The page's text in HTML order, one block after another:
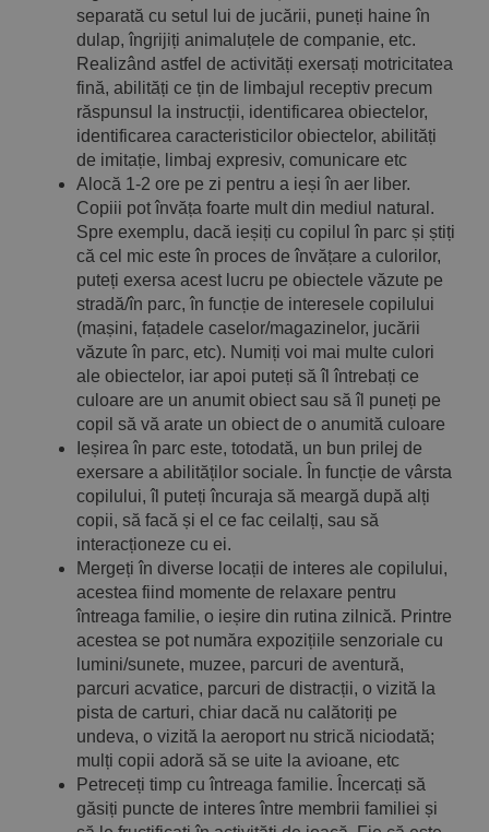
separată cu setul lui de jucării, puneți haine în
dulap, îngrijiți animaluțele de companie, etc.
Realizând astfel de activități exersați motricitatea
fină, abilități ce țin de limbajul receptiv precum
răspunsul la instrucții, identificarea obiectelor,
identificarea caracteristicilor obiectelor, abilități
de imitație, limbaj expresiv, comunicare etc
Alocă 1-2 ore pe zi pentru a ieși în aer liber.
Copiii pot învăța foarte mult din mediul natural.
Spre exemplu, dacă ieșiți cu copilul în parc și știți
că cel mic este în proces de învățare a culorilor,
puteți exersa acest lucru pe obiectele văzute pe
stradă/în parc, în funcție de interesele copilului
(mașini, fațadele caselor/magazinelor, jucării
văzute în parc, etc). Numiți voi mai multe culori
ale obiectelor, iar apoi puteți să îl întrebați ce
culoare are un anumit obiect sau să îl puneți pe
copil să vă arate un obiect de o anumită culoare
Ieșirea în parc este, totodată, un bun prilej de
exersare a abilităților sociale. În funcție de vârsta
copilului, îl puteți încuraja să meargă după alți
copii, să facă și el ce fac ceilalți, sau să
interacționeze cu ei.
Mergeți în diverse locații de interes ale copilului,
acestea fiind momente de relaxare pentru
întreaga familie, o ieșire din rutina zilnică. Printre
acestea se pot număra expozițiile senzoriale cu
lumini/sunete, muzee, parcuri de aventură,
parcuri acvatice, parcuri de distracții, o vizită la
pista de carturi, chiar dacă nu calătoriți pe
undeva, o vizită la aeroport nu strică niciodată;
mulți copii adoră să se uite la avioane, etc
Petreceți timp cu întreaga familie. Încercați să
găsiți puncte de interes între membrii familiei și